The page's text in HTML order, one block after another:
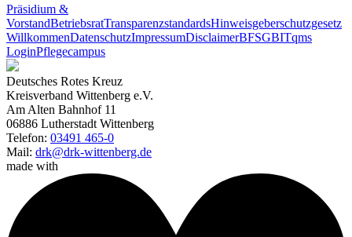
Präsidium &
VorstandBetriebsratTransparenzstandardsHinweisgeberschutzgesetz
WillkommenDatenschutzImpressumDisclaimerBFSGBITqms
LoginPflegecampus
Deutsches Rotes Kreuz
Kreisverband Wittenberg e.V.
Am Alten Bahnhof 11
06886 Lutherstadt Wittenberg
Telefon: 03491 465-0
Mail: drk@drk-wittenberg.de
made with